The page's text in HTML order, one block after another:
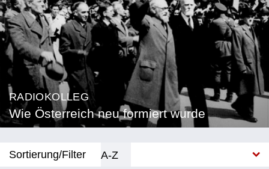
RADIOKOLLEG
Wie Österreich neu formiert wurde
Sortierung/Filter
A-Z